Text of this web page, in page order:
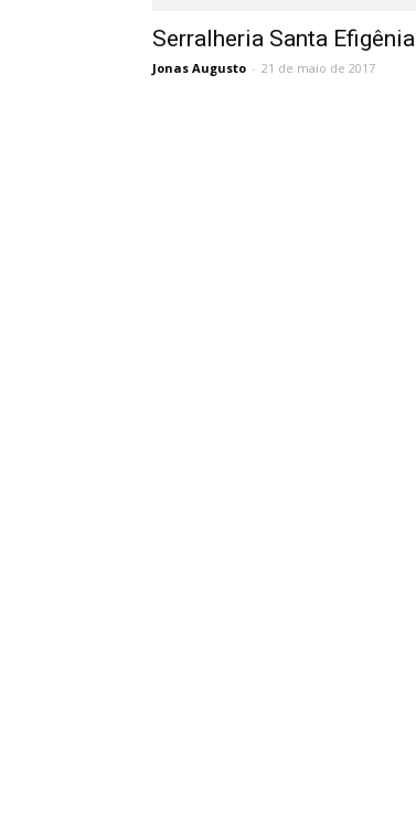
Serralheria Santa Efigênia
Jonas Augusto - 21 de maio de 2017